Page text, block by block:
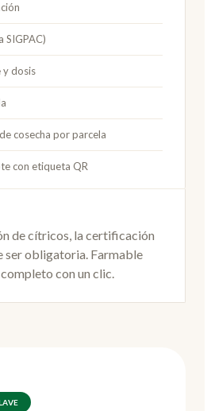
SIGPAC)
y dosis
cosecha por parcela
con etiqueta QR
de cítricos, la certificación
ser obligatoria. Farmable
con un clic.